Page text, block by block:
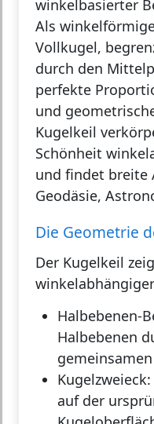
winkelbasierter
Als
Vollkugel,
durch den
perfekte
und
Kugelkeil
Schönheit
und findet breite
Geodäsie,
Die Geometrie
Der Kugelkeil
Halbebenen-
Halbebenen
Kugelzweieck:
auf der